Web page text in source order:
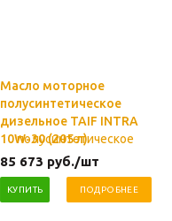
Масло моторное
полусинтетическое
дизельное TAIF INTRA
10W-30 (205 л)
85 673 руб./шт
КУПИТЬ ПОДРОБНЕЕ